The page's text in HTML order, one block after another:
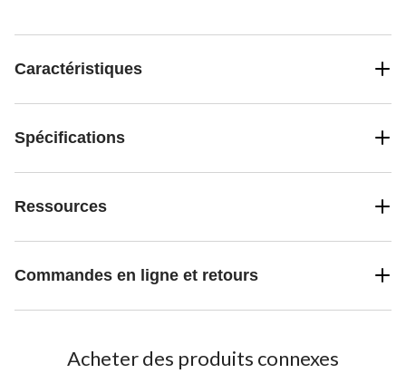
Caractéristiques
Spécifications
Ressources
Commandes en ligne et retours
Acheter des produits connexes